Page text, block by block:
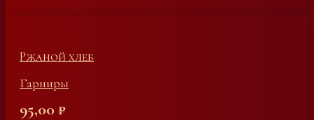
Ржаной хлеб
Гарниры
95,00 ₽